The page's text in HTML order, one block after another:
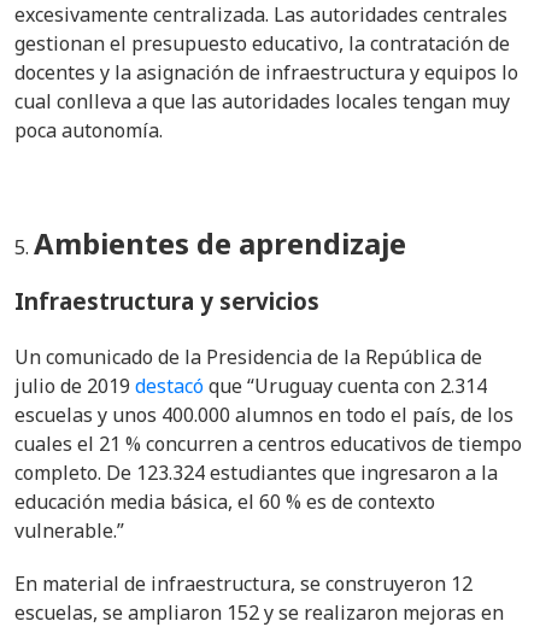
excesivamente centralizada. Las autoridades centrales
gestionan el presupuesto educativo, la contratación de
docentes y la asignación de infraestructura y equipos lo
cual conlleva a que las autoridades locales tengan muy
poca autonomía.
Ambientes de aprendizaje
Infraestructura y servicios
Un comunicado de la Presidencia de la República de
julio de 2019 destacóque “Uruguay cuenta con 2.314
escuelas y unos 400.000 alumnos en todo el país, de los
cuales el 21 % concurren a centros educativos de tiempo
completo. De 123.324 estudiantes que ingresaron a la
educación media básica, el 60 % es de contexto
vulnerable.”
En material de infraestructura, se construyeron 12
escuelas, se ampliaron 152 y se realizaron mejoras en